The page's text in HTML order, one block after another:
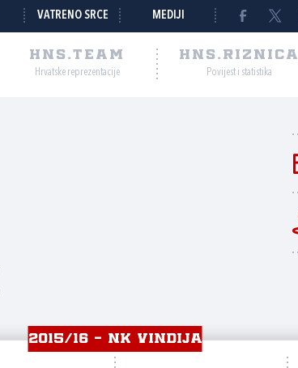
VATRENO SRCE MEDIJI
HNS.TEAM
Hrvatske reprezentacije
HNS.RIZNICA
Povijest i statistika
2015/16 - NK VINDIJA